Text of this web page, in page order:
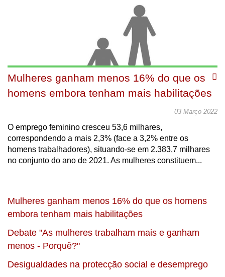
Mulheres ganham menos 16% do que os
homens embora tenham mais habilitações
03 Março 2022
O emprego feminino cresceu 53,6 milhares,
correspondendo a mais 2,3% (face a 3,2% entre os
homens trabalhadores), situando-se em 2.383,7 milhares
no conjunto do ano de 2021. As mulheres constituem...
Mulheres ganham menos 16% do que os homens
embora tenham mais habilitações
Debate "As mulheres trabalham mais e ganham
menos - Porquê?"
Desigualdades na protecção social e desemprego